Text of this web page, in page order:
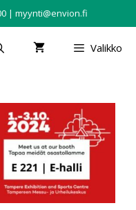
| myynti@envion.fi
Valikko